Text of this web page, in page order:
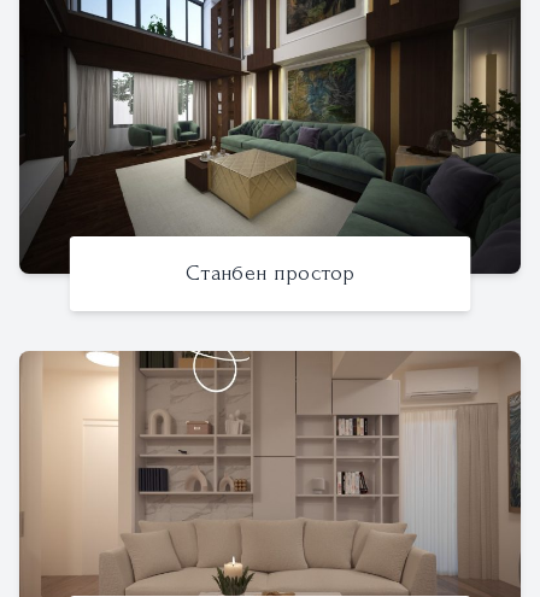
Станбен простор